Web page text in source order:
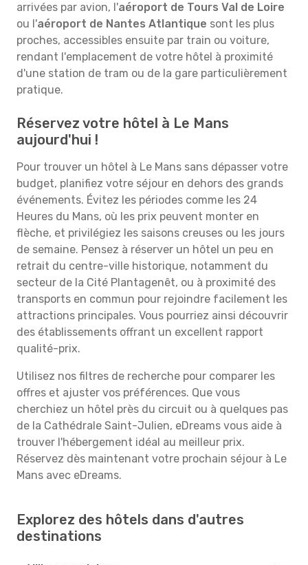
arrivées par avion, l'aéroport de Tours Val de Loire
ou l'aéroport de Nantes Atlantique sont les plus
proches, accessibles ensuite par train ou voiture,
rendant l'emplacement de votre hôtel à proximité
d'une station de tram ou de la gare particulièrement
pratique.
Réservez votre hôtel à Le Mans
aujourd'hui !
Pour trouver un hôtel à Le Mans sans dépasser votre
budget, planifiez votre séjour en dehors des grands
événements. Évitez les périodes comme les 24
Heures du Mans, où les prix peuvent monter en
flèche, et privilégiez les saisons creuses ou les jours
de semaine. Pensez à réserver un hôtel un peu en
retrait du centre-ville historique, notamment du
secteur de la Cité Plantagenêt, ou à proximité des
transports en commun pour rejoindre facilement les
attractions principales. Vous pourriez ainsi découvrir
des établissements offrant un excellent rapport
qualité-prix.
Utilisez nos filtres de recherche pour comparer les
offres et ajuster vos préférences. Que vous
cherchiez un hôtel près du circuit ou à quelques pas
de la Cathédrale Saint-Julien, eDreams vous aide à
trouver l'hébergement idéal au meilleur prix.
Réservez dès maintenant votre prochain séjour à Le
Mans avec eDreams.
Explorez des hôtels dans d'autres
destinations